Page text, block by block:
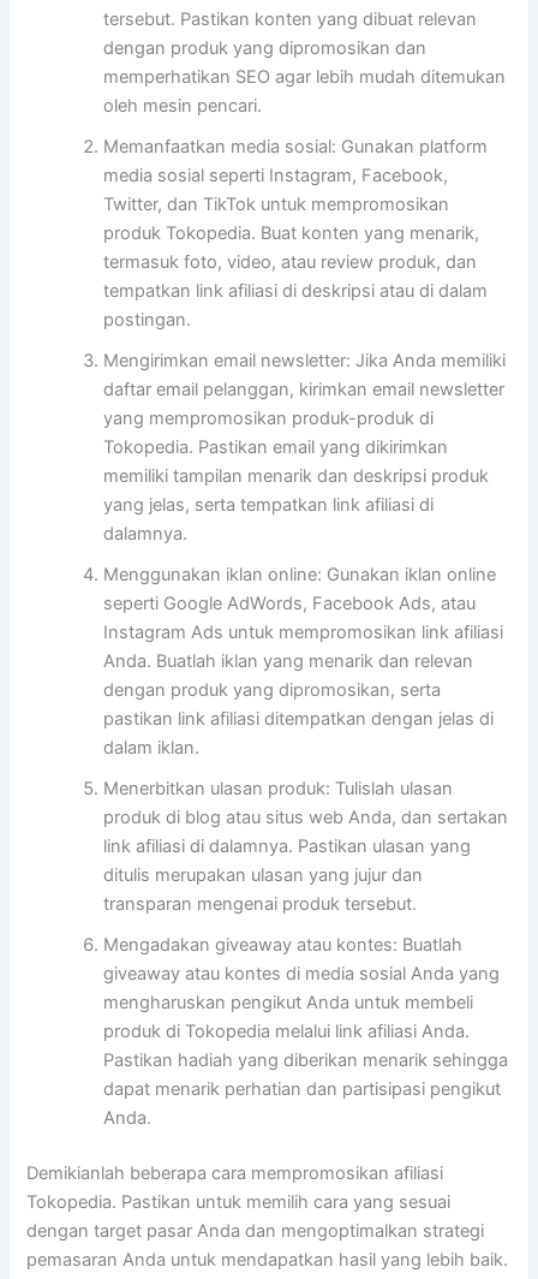
tersebut. Pastikan konten yang dibuat relevan
dengan produk yang dipromosikan dan
memperhatikan SEO agar lebih mudah ditemukan
oleh mesin pencari.
Memanfaatkan media sosial: Gunakan platform
media sosial seperti Instagram, Facebook,
Twitter, dan TikTok untuk mempromosikan
produk Tokopedia. Buat konten yang menarik,
termasuk foto, video, atau review produk, dan
tempatkan link afiliasi di deskripsi atau di dalam
postingan.
Mengirimkan email newsletter: Jika Anda memiliki
daftar email pelanggan, kirimkan email newsletter
yang mempromosikan produk-produk di
Tokopedia. Pastikan email yang dikirimkan
memiliki tampilan menarik dan deskripsi produk
yang jelas, serta tempatkan link afiliasi di
dalamnya.
Menggunakan iklan online: Gunakan iklan online
seperti Google AdWords, Facebook Ads, atau
Instagram Ads untuk mempromosikan link afiliasi
Anda. Buatlah iklan yang menarik dan relevan
dengan produk yang dipromosikan, serta
pastikan link afiliasi ditempatkan dengan jelas di
dalam iklan.
Menerbitkan ulasan produk: Tulislah ulasan
produk di blog atau situs web Anda, dan sertakan
link afiliasi di dalamnya. Pastikan ulasan yang
ditulis merupakan ulasan yang jujur dan
transparan mengenai produk tersebut.
Mengadakan giveaway atau kontes: Buatlah
giveaway atau kontes di media sosial Anda yang
mengharuskan pengikut Anda untuk membeli
produk di Tokopedia melalui link afiliasi Anda.
Pastikan hadiah yang diberikan menarik sehingga
dapat menarik perhatian dan partisipasi pengikut
Anda.
Demikianlah beberapa cara mempromosikan afiliasi
Tokopedia. Pastikan untuk memilih cara yang sesuai
dengan target pasar Anda dan mengoptimalkan strategi
pemasaran Anda untuk mendapatkan hasil yang lebih baik.